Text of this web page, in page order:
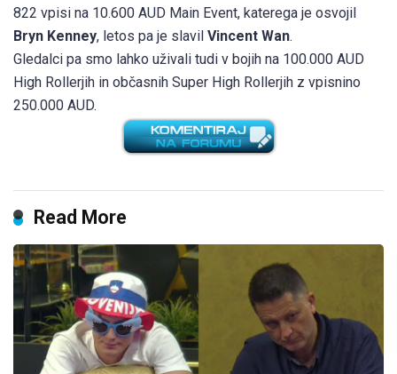
822 vpisi na 10.600 AUD Main Event, katerega je osvojil
Bryn Kenney, letos pa je slavil Vincent Wan.
Gledalci pa smo lahko uživali tudi v bojih na 100.000 AUD
High Rollerjih in občasnih Super High Rollerjih z vpisnino
250.000 AUD.
Read More